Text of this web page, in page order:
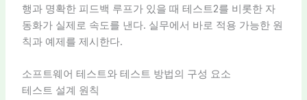
행과 명확한 피드백 루프가 있을 때 테스트2를 비롯한 자
동화가 실제로 속도를 낸다. 실무에서 바로 적용 가능한 원
칙과 예제를 제시한다.
소프트웨어 테스트와 테스트 방법의 구성 요소
테스트 설계 원칙